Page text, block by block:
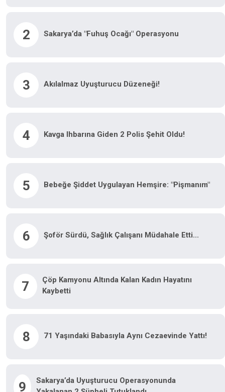
2 Sakarya’da "fuhuş Ocağı" Operasyonu
3 Akılalmaz Uyuşturucu Düzeneği!
4 Kavga Ihbarına Giden 2 Polis Şehit Oldu!
5 Bebeğe Şiddet Uygulayan Hemşire: "Pişmanım"
6 Şoför Sürdü, Sağlık Çalışanı Müdahale Etti...
7
Çöp Kamyonu Altında Kalan Kadın Hayatını
Kaybetti
8 71 Yaşındaki Babasıyla Aynı Cezaevinde Yattı!
9
Sakarya’da Uyuşturucu Operasyonunda